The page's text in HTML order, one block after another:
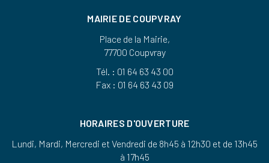
MAIRIE DE COUPVRAY
Place de la Mairie,
77700 Coupvray
Tél. : 01 64 63 43 00
Fax : 01 64 63 43 09
HORAIRES D'OUVERTURE
Lundi, Mardi, Mercredi et Vendredi de 8h45 à 12h30 et de 13h45
à 17h45